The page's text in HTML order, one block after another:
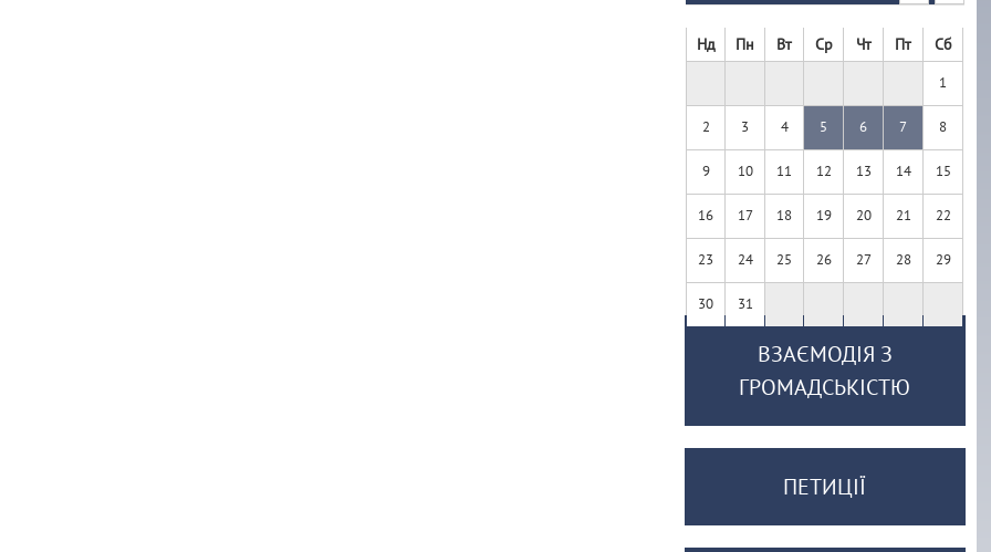
Нд Пн Вт Ср Чт Пт Сб
1
2 3 4 5 6 7 8
9 10 11 12 13 14 15
16 17 18 19 20 21 22
23 24 25 26 27 28 29
30 31
ВЗАЄМОДІЯ З
ГРОМАДСЬКІСТЮ
ПЕТИЦІЇ